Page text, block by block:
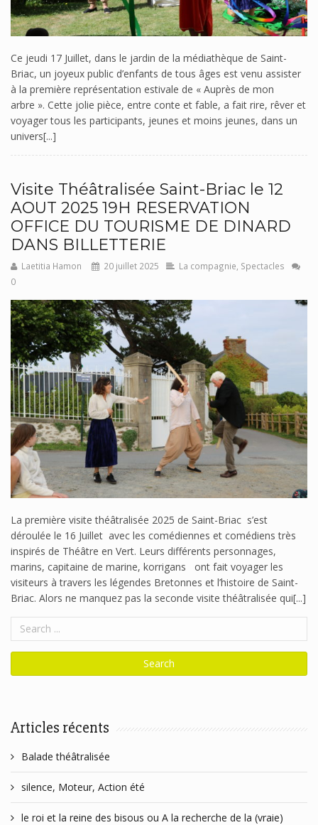
Ce jeudi 17 Juillet, dans le jardin de la médiathèque de Saint-
Briac, un joyeux public d’enfants de tous âges est venu assister
à la première représentation estivale de « Auprès de mon
arbre ». Cette jolie pièce, entre conte et fable, a fait rire, rêver et
voyager tous les participants, jeunes et moins jeunes, dans un
univers[...]
Visite Théâtralisée Saint-Briac le 12
AOUT 2025 19H RESERVATION
OFFICE DU TOURISME DE DINARD
DANS BILLETTERIE
Laetitia Hamon 20 juillet 2025 La compagnie, Spectacles
0
La première visite théâtralisée 2025 de Saint-Briac s’est
déroulée le 16 Juillet avec les comédiennes et comédiens très
inspirés de Théâtre en Vert. Leurs différents personnages,
marins, capitaine de marine, korrigans ont fait voyager les
visiteurs à travers les légendes Bretonnes et l’histoire de Saint-
Briac. Alors ne manquez pas la seconde visite théâtralisée qui[...]
Articles récents
Balade théâtralisée
silence, Moteur, Action été
le roi et la reine des bisous ou A la recherche de la (vraie)